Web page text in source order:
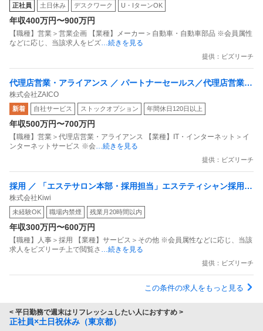
正社員 土日休み デスクワーク U・IターンOK
年収400万円〜900万円
【職種】営業＞営業企画 【業種】メーカー＞自動車・自動車部品 ※会員属性
などに応じ、当該求人をビズ…続きを見る
提供：ビズリーチ
代理店営業・アライアンス ／ パートナーセールス／代理店営業／
フルリモート／在庫管理DX／AI在庫管理システムzaico／1人目専
任
株式会社ZAICO
新着 自社サービス ストックオプション 年間休日120日以上
年収500万円〜700万円
【職種】営業＞代理店営業・アライアンス 【業種】IT・インターネット＞イ
ンターネットサービス ※会…続きを見る
提供：ビズリーチ
採用 ／ 「エステサロン本部・採用担当」エステティシャン採用
現場出身／営業経験者歓迎
株式会社Kiwi
未経験OK 職場内禁煙 残業月20時間以内
年収300万円〜600万円
【職種】人事＞採用 【業種】サービス＞その他 ※会員属性などに応じ、当該
求人をビズリーチ上で閲覧さ …続きを見る
提供：ビズリーチ
この条件の求人をもっと見る
< 平日勤務で週末はリフレッシュしたい人におすすめ >
正社員×土日祝休み（東京都）